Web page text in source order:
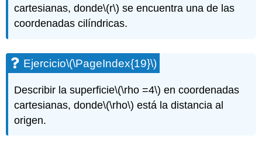
cartesianas, donde\(r\) se encuentra una de las
coordenadas cilíndricas.
Ejercicio\(\PageIndex{19}\)
Describir la superficie\(\rho =4\) en coordenadas
cartesianas, donde\(\rho\) está la distancia al
origen.